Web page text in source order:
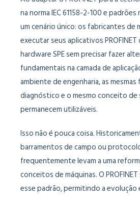
na norma IEC 61158-2-100 e
um cenário único: os fabricantes de
executar seus aplicativos
hardware SPE sem precisar fazer
fundamentais na camada de
ambiente de engenharia, as
diagnóstico e o mesmo conceito de
permanecem utilizáveis.
Isso não é pouca coisa.
barramentos de campo ou
frequentemente levam a uma
conceitos de máquinas. O
esse padrão, permitindo a evolução